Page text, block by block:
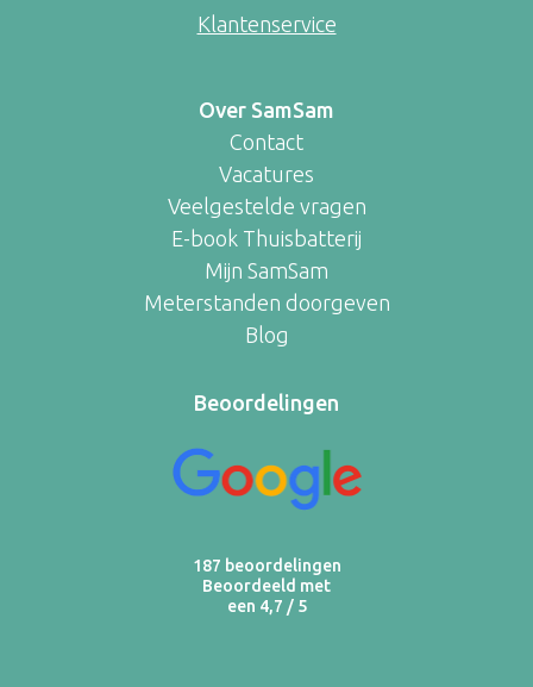
Klantenservice
Over SamSam
Contact
Vacatures
Veelgestelde vragen
E-book Thuisbatterij
Mijn SamSam
Meterstanden doorgeven
Blog
Beoordelingen
187 beoordelingen
Beoordeeld met
een 4,7 / 5